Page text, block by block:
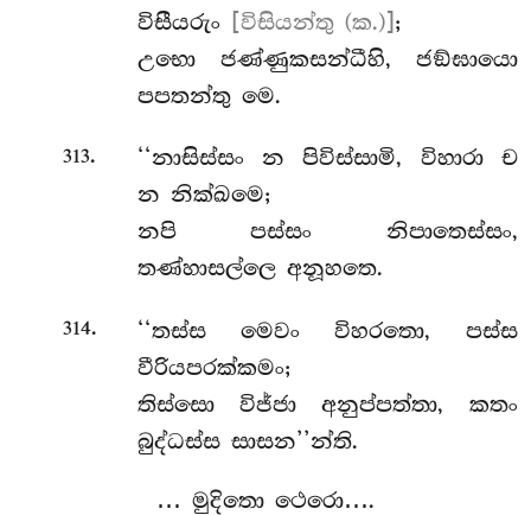
විසීයරුං [විසියන්තු (ක.)];
උභො ජණ්ණුකසන්ධීහි, ජඞ්ඝායො
පපතන්තු මෙ.
313. ‘‘නාසිස්සංන පිවිස්සාමි, විහාරා ච
න නික්ඛමෙ;
නපි පස්සං නිපාතෙස්සං,
තණ්හාසල්ලෙ අනූහතෙ.
314.
‘‘තස්ස මෙවං විහරතො, පස්ස
වීරියපරක්කමං;
තිස්සො විජ්ජා අනුප්පත්තා, කතං
බුද්ධස්ස සාසන’’න්ති.
… මුදිතො ථෙරො….